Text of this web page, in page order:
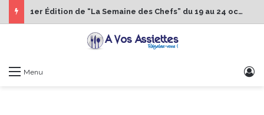
1er Édition de “La Semaine des Chefs” du 19 au 24 octobre 2026
Menu